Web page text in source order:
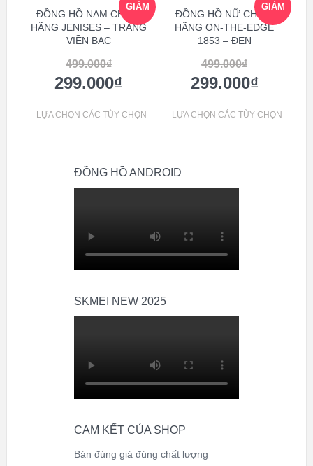
GIẢM
ĐỒNG HỒ NAM CHÍNH
HÃNG JENISES – TRẮNG
VIỀN BẠC
499.000₫
299.000₫
LỰA CHỌN CÁC TÙY CHỌN
GIẢM
ĐỒNG HỒ NỮ CHÍNH
HÃNG ON-THE-EDGE
1853 – ĐEN
499.000₫
299.000₫
LỰA CHỌN CÁC TÙY CHỌN
ĐỒNG HỒ ANDROID
SKMEI NEW 2025
CAM KẾT CỦA SHOP
Bán đúng giá đúng chất lượng